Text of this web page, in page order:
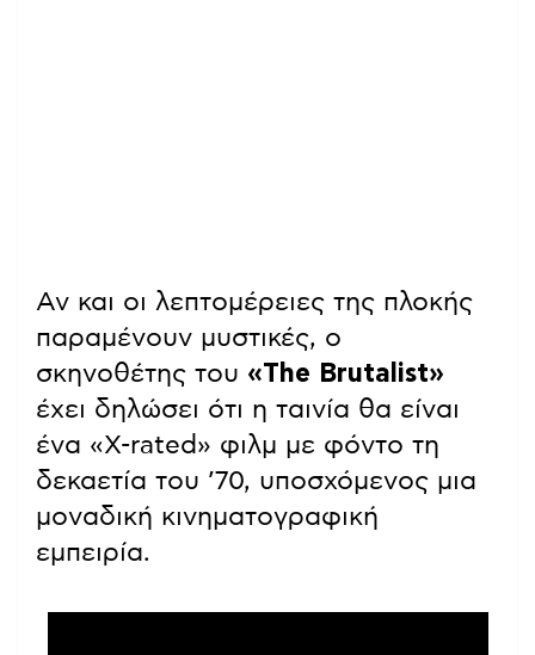
Αν και οι λεπτομέρειες της πλοκής
παραμένουν μυστικές, ο
σκηνοθέτης του «The Brutalist»
έχει δηλώσει ότι η ταινία θα είναι
ένα «X-rated» φιλμ με φόντο τη
δεκαετία του ’70, υποσχόμενος μια
μοναδική κινηματογραφική
εμπειρία.